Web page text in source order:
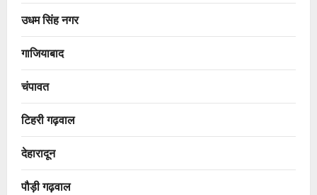
उधम सिंह नगर
गाजियाबाद
चंपावत
टिहरी गढ़वाल
देहारादून
पौड़ी गढ़वाल